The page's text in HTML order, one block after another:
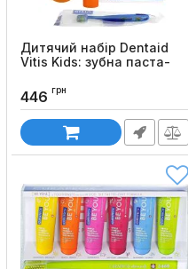
Дитячий набір Dentaid
Vitis Kids: зубна паста-
пенал
Код товару: 1531
446 грн